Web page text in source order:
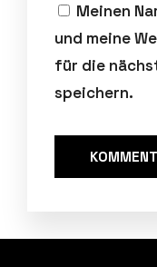
Meinen
und meine
für die
speichern.